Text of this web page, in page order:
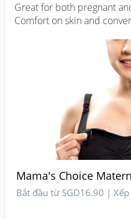
Great for both pregnant
Comfort on skin and
Mama's Choice
Bắt đầu từ SGD16.90 | Xếp